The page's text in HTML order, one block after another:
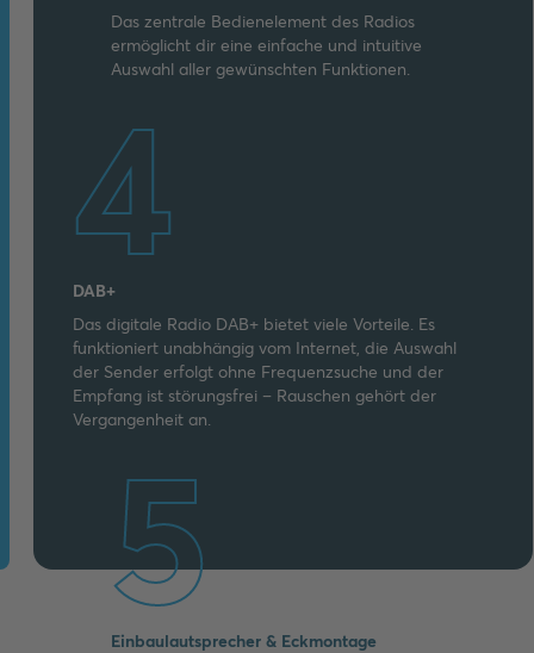
Das zentrale Bedienelement des Radios
ermöglicht dir eine einfache und intuitive
Auswahl aller gewünschten Funktionen.
4
DAB+
Das digitale Radio DAB+ bietet viele Vorteile. Es
funktioniert unabhängig vom Internet, die Auswahl
der Sender erfolgt ohne Frequenzsuche und der
Empfang ist störungsfrei – Rauschen gehört der
Vergangenheit an.
5
Einbaulautsprecher & Eckmontage